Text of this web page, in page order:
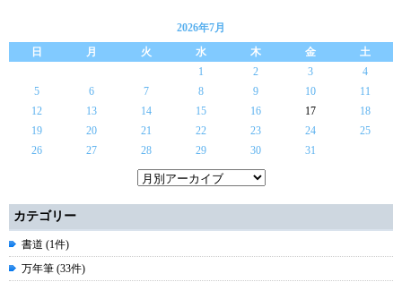
2026年7月
日
月 火 水 木 金
土
1
2 3
4
5
6 7 8 9 10
11
12
13 14 15 16 17
18
19
20 21 22 23 24
25
26
27 28 29 30 31
カテゴリー
書道 (1件)
万年筆 (33件)